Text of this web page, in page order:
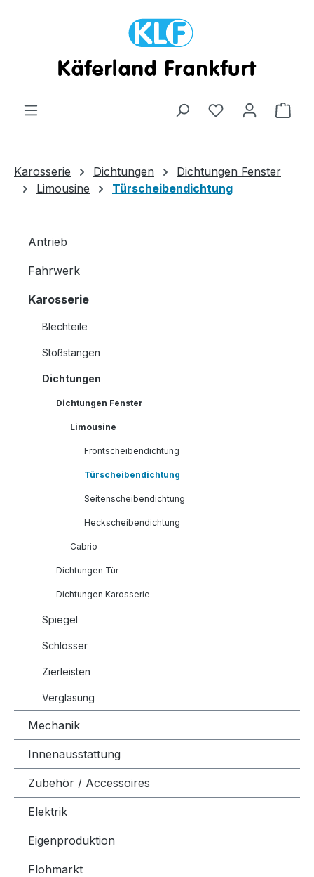
Zum Hauptinhalt springen
Karosserie Dichtungen
Dichtungen Fenster
Limousine
Türscheibendichtung
Antrieb
Fahrwerk
Karosserie
Blechteile
Stoßstangen
Dichtungen
Dichtungen Fenster
Limousine
Frontscheibendichtung
Türscheibendichtung
Seitenscheibendichtung
Heckscheibendichtung
Cabrio
Dichtungen Tür
Dichtungen Karosserie
Spiegel
Schlösser
Zierleisten
Verglasung
Mechanik
Innenausstattung
Zubehör / Accessoires
Elektrik
Eigenproduktion
Flohmarkt